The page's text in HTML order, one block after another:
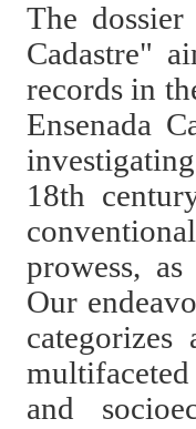
The
Cadastre"
records in
Ensenada
18th
prowess,
Our
and